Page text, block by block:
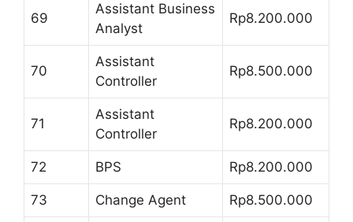
69
Assistant Business
Analyst
Rp8.200.000
70
Assistant
Controller
Rp8.500.000
71
Assistant
Controller
Rp8.200.000
72 BPS Rp8.200.000
73 Change Agent Rp8.500.000